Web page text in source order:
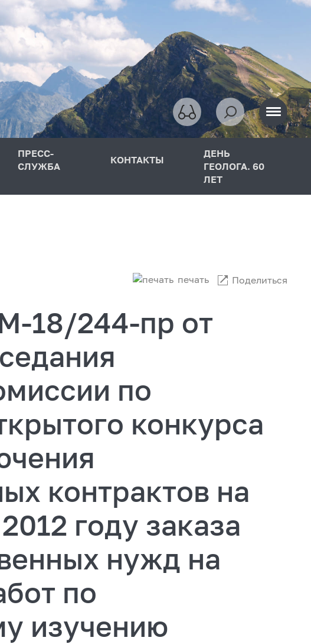
ПРЕСС-
СЛУЖБА
КОНТАКТЫ
ДЕНЬ
ГЕОЛОГА. 60
ЛЕТ
печать Поделиться
18/244-пр от
по
конкурса
контрактов на
году заказа
нужд на
по
изучению